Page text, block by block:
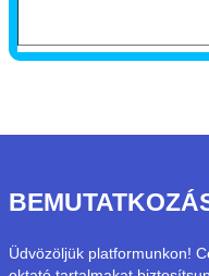
Üdvözöljük platformunkon!